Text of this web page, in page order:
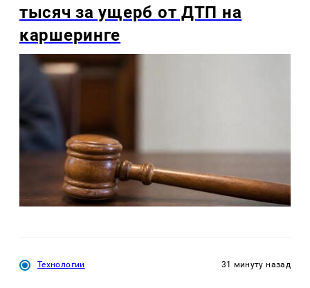
тысяч за ущерб от ДТП на
каршеринге
Технологии 31 минуту назад